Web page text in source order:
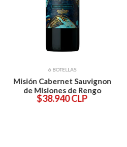
6 BOTELLAS
Misión Cabernet Sauvignon
de Misiones de Rengo
$38.940 CLP